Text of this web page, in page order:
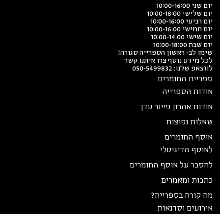
יום שני 10:00-16:00
יום שלישי 10:00-18:00
יום רביעי 10:00-16:00
יום חמישי 10:00-16:00
יום שישי 10:00-14:00
יום שבת 10:00-18:00
שימו לב- ראשון הספרייה סגורה!
לכל מידע נוסף צרו איתנו קשר
לווצאפ שלנו: 050-5499832
ספריית החומרים
אודות הספרייה
אודות אהרון פיינר עדן
שאלות נפוצות
אוסף החומרים
לאוסף הדיגיטלי
להסבר על אוסף החומרים
כתבות ומאמרים
מה קורה בספרייה?
אירועים וסדנאות